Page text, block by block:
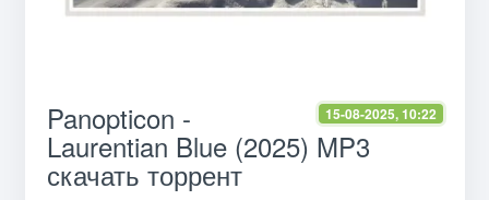
15-08-2025, 10:22
Panopticon -
Laurentian Blue (2025) MP3
скачать торрент